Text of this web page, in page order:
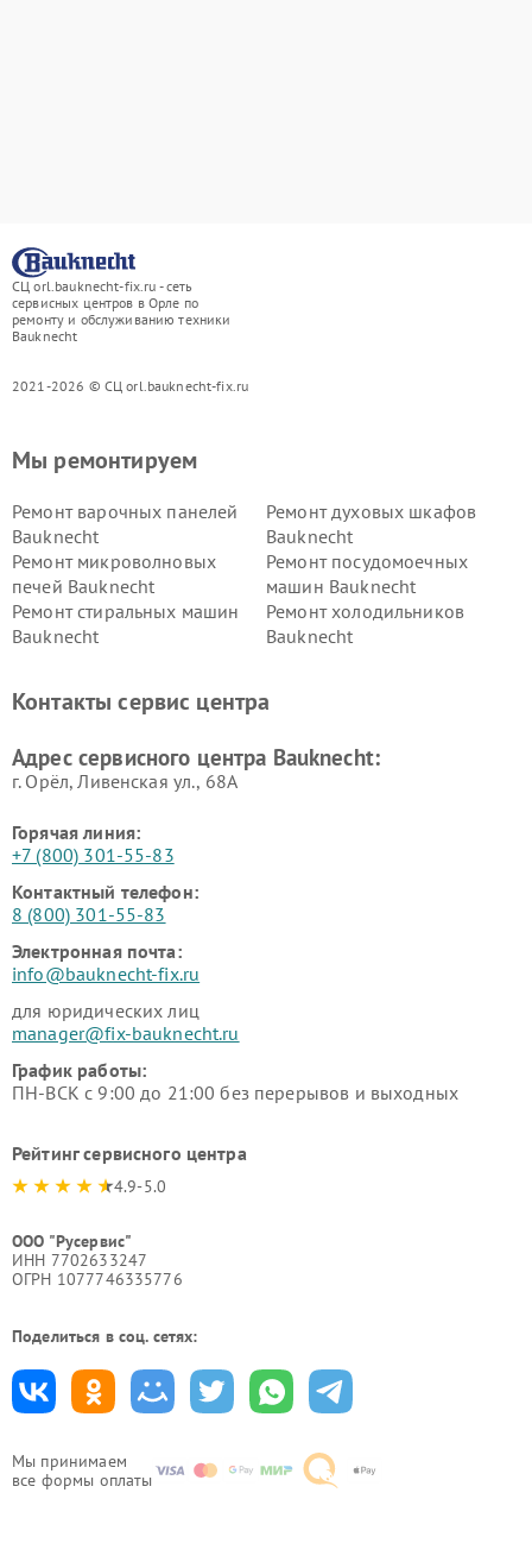
СЦ orl.bauknecht-fix.ru - сеть
сервисных центров в Орле по
ремонту и обслуживанию техники
Bauknecht
2021-2026 © СЦ orl.bauknecht-fix.ru
Мы принимаем
все формы оплаты
Мы ремонтируем
Ремонт варочных панелей
Bauknecht
Ремонт духовых шкафов
Bauknecht
Ремонт микроволновых
печей Bauknecht
Ремонт посудомоечных
машин Bauknecht
Ремонт стиральных машин
Bauknecht
Ремонт холодильников
Bauknecht
Контакты сервис центра
Адрес сервисного центра Bauknecht:
г. Орёл, Ливенская ул., 68А
Горячая линия:
+7 (800) 301-55-83
Контактный телефон:
8 (800) 301-55-83
Электронная почта:
info@bauknecht-fix.ru
для юридических лиц
manager@fix-bauknecht.ru
График работы:
ПН-ВСК с 9:00 до 21:00 без перерывов и выходных
Рейтинг сервисного центра
4.9-5.0
ООО "Русервис"
ИНН 7702633247
ОГРН 1077746335776
Поделиться в соц. сетях: